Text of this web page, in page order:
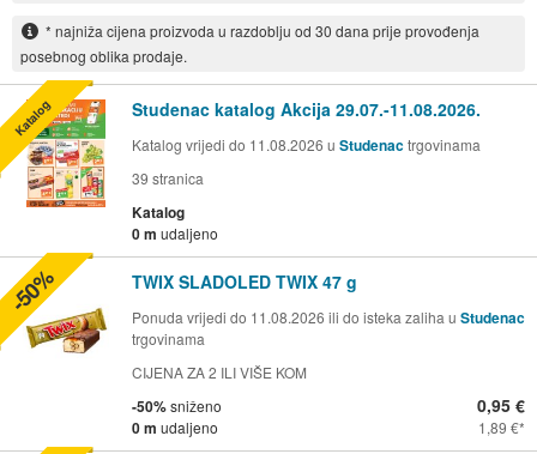
* najniža cijena proizvoda u razdoblju od 30 dana prije provođenja
posebnog oblika prodaje.
Studenac katalog Akcija 29.07.-11.08.2026.
Katalog vrijedi do 11.08.2026 u Studenactrgovinama
39 stranica
Katalog
0 m udaljeno
Katalog
TWIX SLADOLED TWIX 47 g
Ponuda vrijedi do 11.08.2026 ili do isteka zaliha u Studenac
trgovinama
CIJENA ZA 2 ILI VIŠE KOM
-50%sniženo
0 m udaljeno
0,95 €
1,89 €
-50%